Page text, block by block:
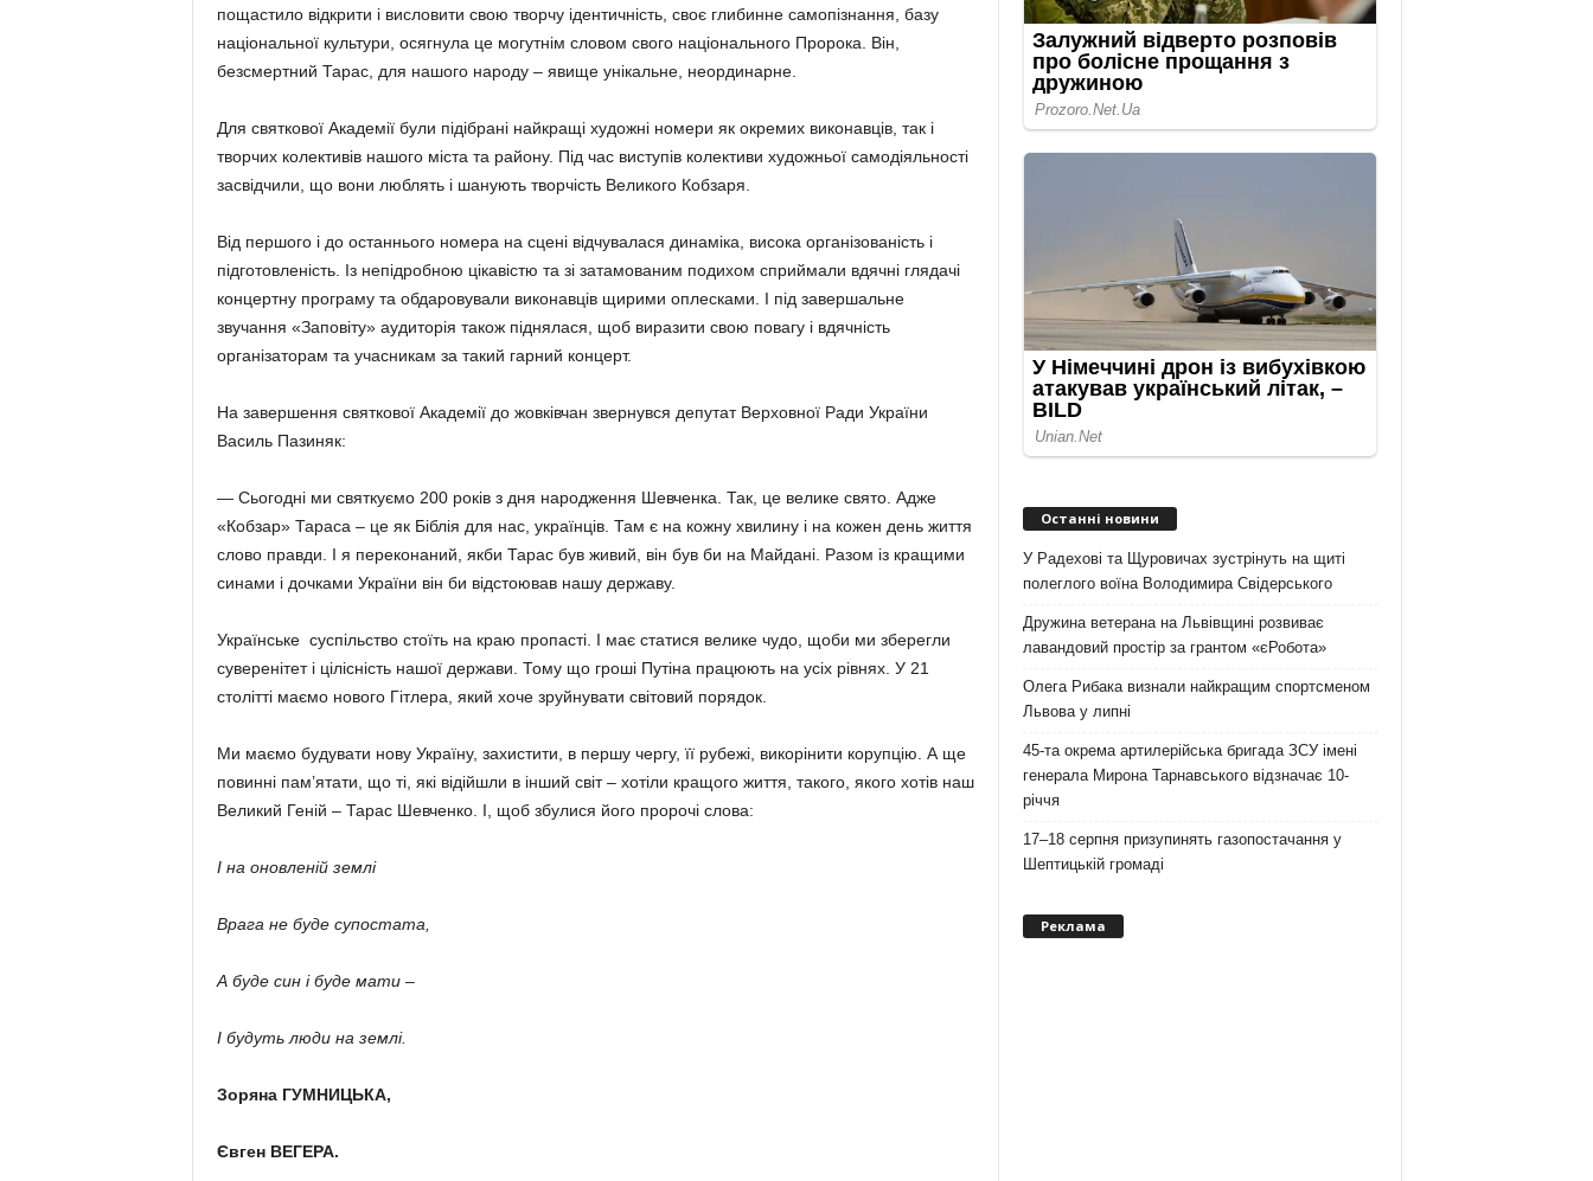
пощастило відкрити і висловити свою творчу ідентичність, своє глибинне самопізнання, базу
національної культури, осягнула це могутнім словом свого національного Пророка. Він,
безсмертний Тарас, для нашого народу – явище унікальне, неординарне.
Для святкової Академії були підібрані найкращі художні номери як окремих виконавців, так і
творчих колективів нашого міста та району. Під час виступів колективи художньої самодіяльності
засвідчили, що вони люблять і шанують творчість Великого Кобзаря.
Від першого і до останнього номера на сцені відчувалася динаміка, висока організованість і
підготовленість. Із непідробною цікавістю та зі затамованим подихом сприймали вдячні глядачі
концертну програму та обдаровували виконавців щирими оплесками. І під завершальне
звучання «Заповіту» аудиторія також піднялася, щоб виразити свою повагу і вдячність
організаторам та учасникам за такий гарний концерт.
На завершення святкової Академії до жовківчан звернувся депутат Верховної Ради України
Василь Пазиняк:
— Сьогодні ми святкуємо 200 років з дня народження Шевченка. Так, це велике свято. Адже
«Кобзар» Тараса – це як Біблія для нас, українців. Там є на кожну хвилину і на кожен день життя
слово правди. І я переконаний, якби Тарас був живий, він був би на Майдані. Разом із кращими
синами і дочками України він би відстоював нашу державу.
Українське суспільство стоїть на краю пропасті. І має статися велике чудо, щоби ми зберегли
суверенітет і цілісність нашої держави. Тому що гроші Путіна працюють на усіх рівнях. У 21
столітті маємо нового Гітлера, який хоче зруйнувати світовий порядок.
Ми маємо будувати нову Україну, захистити, в першу чергу, її рубежі, викорінити корупцію. А ще
повинні пам’ятати, що ті, які відійшли в інший світ – хотіли кращого життя, такого, якого хотів наш
Великий Геній – Тарас Шевченко. І, щоб збулися його пророчі слова:
І на оновленій землі
Врага не буде супостата,
А буде син і буде мати –
І будуть люди на землі.
Зоряна ГУМНИЦЬКА,
Євген ВЕГЕРА.
Останні новини
У Радехові та Щуровичах зустрінуть на щиті
полеглого воїна Володимира Свідерського
Дружина ветерана на Львівщині розвиває
лавандовий простір за грантом «єРобота»
Олега Рибака визнали найкращим спортсменом
Львова у липні
45-та окрема артилерійська бригада ЗСУ імені
генерала Мирона Тарнавського відзначає 10-
річчя
17–18 серпня призупинять газопостачання у
Шептицькій громаді
Реклама